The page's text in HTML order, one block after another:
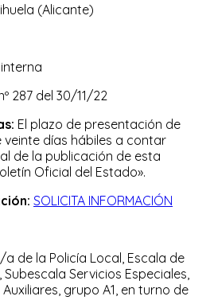
(Alicante)
287 del 30/11/22
El plazo de presentación de
veinte días hábiles a contar
de la publicación de esta
Oficial del Estado».
SOLICITA INFORMACIÓN
de la Policía Local, Escala de
Servicios Especiales,
grupo A1, en turno de